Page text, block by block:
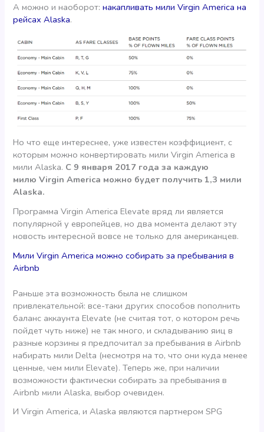
А можно и наоборот:накапливать мили Virgin America на
рейсах Alaska.
Но что еще интереснее, уже известен коэффициент, с
которым можно конвертировать мили Virgin America в
мили Alaska. С 9 января 2017 года за каждую
милю Virgin America можно будет получить 1,3 мили
Alaska.
Программа Virgin America Elevate вряд ли является
популярной у европейцев, но два момента делают эту
новость интересной вовсе не только для американцев.
Мили Virgin America можно собирать за пребывания в
Airbnb
Раньше эта возможность была не слишком
привлекательной: все-таки других способов пополнить
баланс аккаунта Elevate (не считая тот, о котором речь
пойдет чуть ниже) не так много, и складыванию яиц в
разные корзины я предпочитал за пребывания в Airbnb
набирать мили Delta (несмотря на то, что они куда менее
ценные, чем мили Elevate). Теперь же, при наличии
возможности фактически собирать за пребывания в
Airbnb мили Alaska, выбор очевиден.
И Virgin America, и Alaska являются партнером SPG